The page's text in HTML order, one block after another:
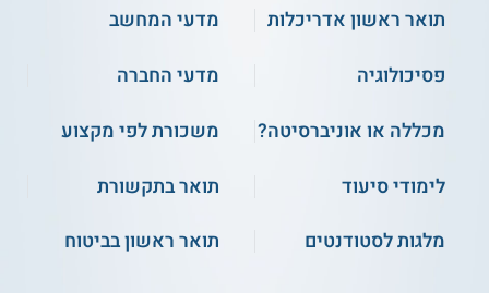
תואר ראשון אדריכלות
מדעי המחשב
פסיכולוגיה
מדעי החברה
מכללה או אוניברסיטה?
משכורת לפי מקצוע
לימודי סיעוד
תואר בתקשורת
מלגות לסטודנטים
תואר ראשון בביטוח